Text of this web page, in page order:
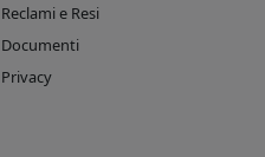
Reclami e Resi
Documenti
Privacy